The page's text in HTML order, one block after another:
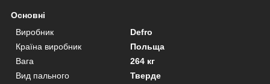
Основні
Виробник
Defro
Країна виробник
Польща
Вага
264 кг
Вид пального
Тверде